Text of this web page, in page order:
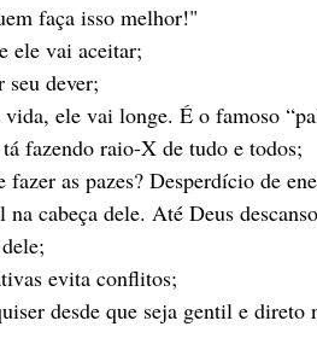
faça isso melhor!"
ele vai aceitar;
seu dever;
ele vai longe. É o famoso
fazendo raio-X de tudo e todos;
fazer as pazes? Desperdício de
cabeça dele. Até Deus
evita conflitos;
desde que seja gentil e direto